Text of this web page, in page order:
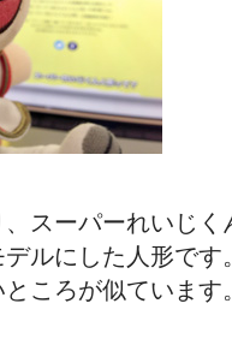
スーパーれいじく
ルにした人形です。
ころが似ています。